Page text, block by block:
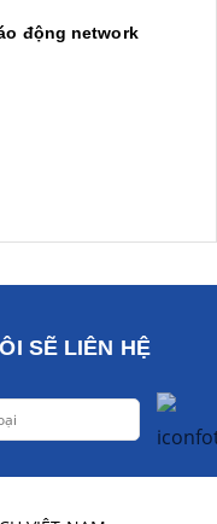
động network
SẼ LIÊN HỆ